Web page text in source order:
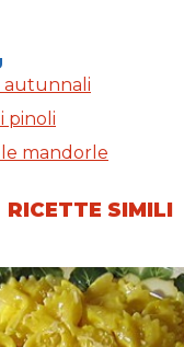
autunnali
pinoli
mandorle
RICETTE SIMILI